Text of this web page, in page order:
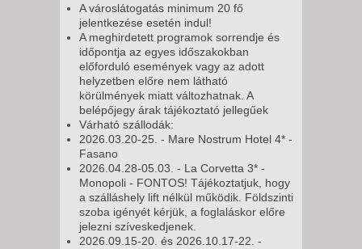
A városlátogatás minimum 20 fő
jelentkezése esetén indul!
A meghirdetett programok sorrendje és
időpontja az egyes időszakokban
előforduló események vagy az adott
helyzetben előre nem látható
körülmények miatt változhatnak. A
belépőjegy árak tájékoztató jellegűek
Várható szállodák:
2026.03.20-25. - Mare Nostrum Hotel 4* -
Fasano
2026.04.28-05.03. - La Corvetta 3* -
Monopoli - FONTOS! Tájékoztatjuk, hogy
a szálláshely lift nélkül működik. Földszinti
szoba igényét kérjük, a foglaláskor előre
jelezni szíveskedjenek.
2026.09.15-20. és 2026.10.17-22. -